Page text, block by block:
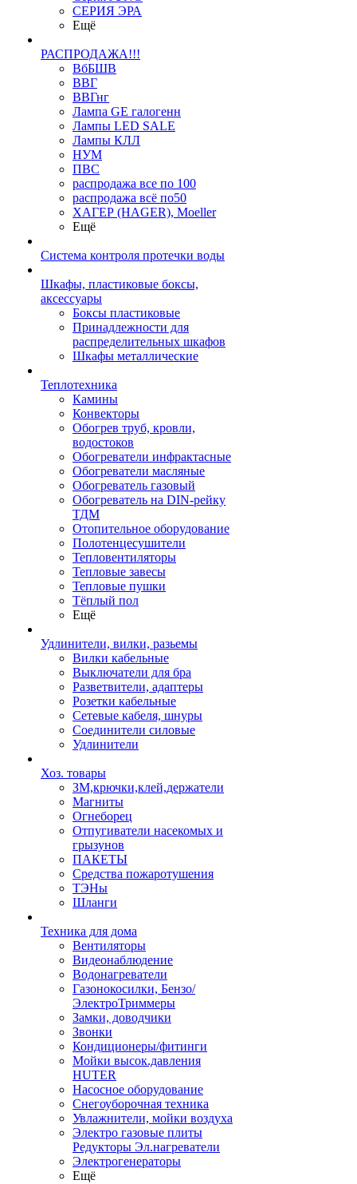
СЕРИЯ ЭРА
Ещё
РАСПРОДАЖА!!!
ВбБШВ
ВВГ
ВВГнг
Лампа GE галогенн
Лампы LED SALE
Лампы КЛЛ
НУМ
ПВС
распродажа все по 100
распродажа всё по50
ХАГЕР (HAGER), Moeller
Ещё
Система контроля протечки воды
Шкафы, пластиковые боксы,
аксессуары
Боксы пластиковые
Принадлежности для
распределительных шкафов
Шкафы металлические
Теплотехника
Камины
Конвекторы
Обогрев труб, кровли,
водостоков
Обогреватели инфрактасные
Обогреватели масляные
Обогреватель газовый
Обогреватель на DIN-рейку
ТДМ
Отопительное оборудование
Полотенцесушители
Тепловентиляторы
Тепловые завесы
Тепловые пушки
Тёплый пол
Ещё
Удлинители, вилки, разьемы
Вилки кабельные
Выключатели для бра
Разветвители, адаптеры
Розетки кабельные
Сетевые кабеля, шнуры
Соединители силовые
Удлинители
Хоз. товары
ЗМ,крючки,клей,держатели
Магниты
Огнеборец
Отпугиватели насекомых и
грызунов
ПАКЕТЫ
Средства пожаротушения
ТЭНы
Шланги
Техника для дома
Вентиляторы
Видеонаблюдение
Водонагреватели
Газонокосилки, Бензо/
ЭлектроТриммеры
Замки, доводчики
Звонки
Кондиционеры/фитинги
Мойки высок.давления
HUTER
Насосное оборудование
Снегоуборочная техника
Увлажнители, мойки воздуха
Электро газовые плиты
Редукторы Эл.нагреватели
Электрогенераторы
Ещё